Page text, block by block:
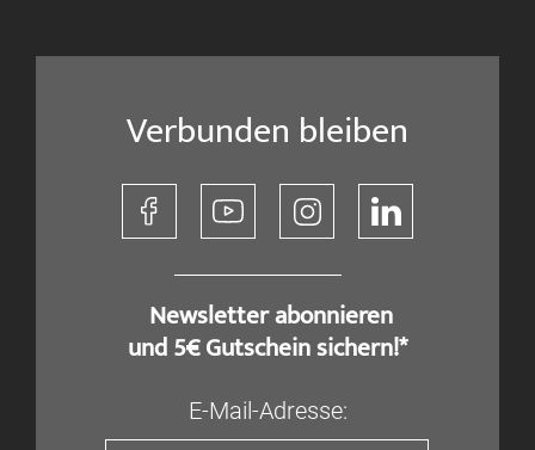
Verbunden bleiben
​ Newsletter abonnieren
und 5€ Gutschein sichern!*
E-Mail-Adresse: